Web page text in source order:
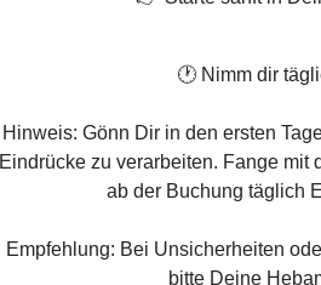
🕐 Nimm dir
Hinweis: Gönn Dir in den ersten
Eindrücke zu verarbeiten. Fange mit
ab der Buchung täglich
Empfehlung: Bei Unsicherheiten
bitte Deine